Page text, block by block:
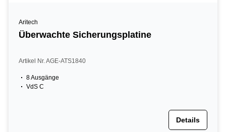
Aritech
Überwachte Sicherungsplatine
Artikel Nr. AGE-ATS1840
8 Ausgänge
VdS C
Details